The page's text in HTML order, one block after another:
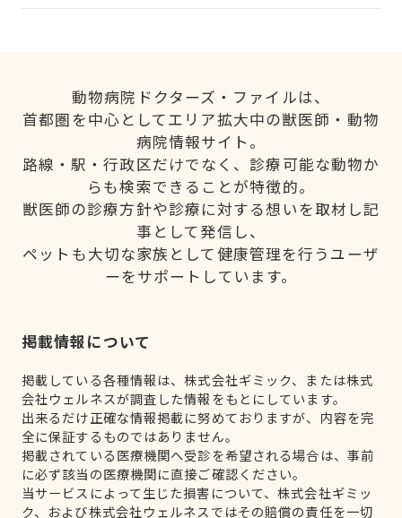
動物病院ドクターズ・ファイルは、
首都圏を中心としてエリア拡大中の獣医師・動物
病院情報サイト。
路線・駅・行政区だけでなく、診療可能な動物か
らも検索できることが特徴的。
獣医師の診療方針や診療に対する想いを取材し記
事として発信し、
ペットも大切な家族として健康管理を行うユーザ
ーをサポートしています。
掲載情報について
掲載している各種情報は、株式会社ギミック、または株式
会社ウェルネスが調査した情報をもとにしています。
出来るだけ正確な情報掲載に努めておりますが、内容を完
全に保証するものではありません。
掲載されている医療機関へ受診を希望される場合は、事前
に必ず該当の医療機関に直接ご確認ください。
当サービスによって生じた損害について、株式会社ギミッ
ク、および株式会社ウェルネスではその賠償の責任を一切